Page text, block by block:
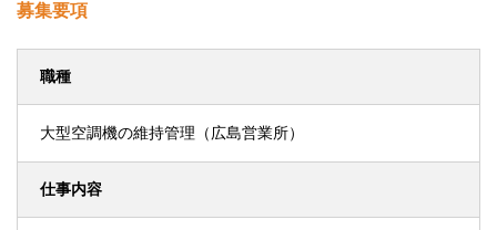
募集要項
職種
大型空調機の維持管理（広島営業所）
仕事内容